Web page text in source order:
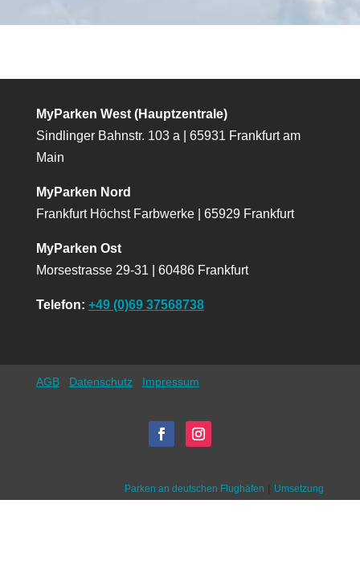
MyParken West (Hauptzentrale)
Sindlinger Bahnstr. 103 a | 65931 Frankfurt am
Main
MyParken Nord
Frankfurt Höchst Farbwerke | 65929 Frankfurt
MyParken Ost
Morsestrasse 29-31 | 60486 Frankfurt
Telefon: +49 (0)69 37568738
AGB Datenschutz Impressum
Parken an deutschen Flughäfen Umsetzung